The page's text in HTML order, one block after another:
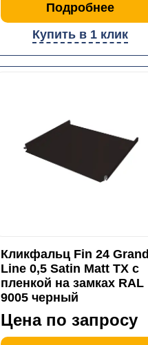
Подробнее
Купить в 1 клик
Кликфальц Fin 24 Grand
Line 0,5 Satin Matt TX с
пленкой на замках RAL
9005 черный
Цена по запросу